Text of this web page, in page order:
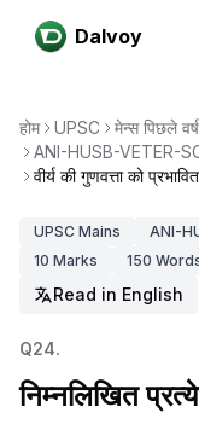
Dalvoy
होम UPSC मेन्स पिछले वर्ष
ANI-HUSB-VETER-
वीर्य की गुणवत्ता को
UPSC Mains ANI-
10 Marks 150
Read in English
Q24.
निम्नलिखित